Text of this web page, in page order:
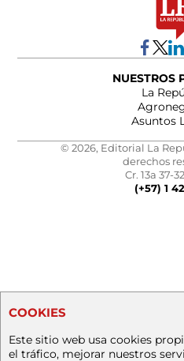
NUESTROS
La
Asuntos
© 2026, Editorial La
derechos
Cr. 13a 37-
(+57) 1
COOKIES
Este sitio web usa cookies
el tráfico, mejorar nuestros